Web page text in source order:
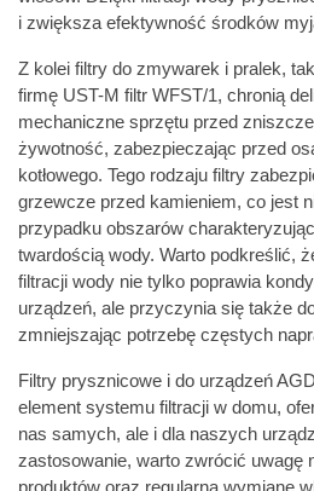
i zwiększa efektywność środków
Z kolei filtry do zmywarek i pralek,
firmę UST-M filtr WFST/1, chronią
mechaniczne sprzętu przed
żywotność, zabezpieczając przed
kotłowego. Tego rodzaju filtry
grzewcze przed kamieniem, co jest
przypadku obszarów
twardością wody. Warto podkreślić,
filtracji wody nie tylko poprawia
urządzeń, ale przyczynia się także
zmniejszając potrzebę częstych
Filtry prysznicowe i do urządzeń
element systemu filtracji w domu,
nas samych, ale i dla naszych
zastosowanie, warto zwrócić uwagę
produktów oraz regularną wymianę